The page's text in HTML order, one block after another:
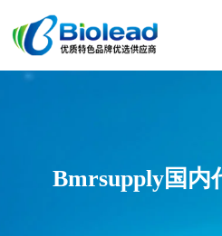
Bmrsupply国内